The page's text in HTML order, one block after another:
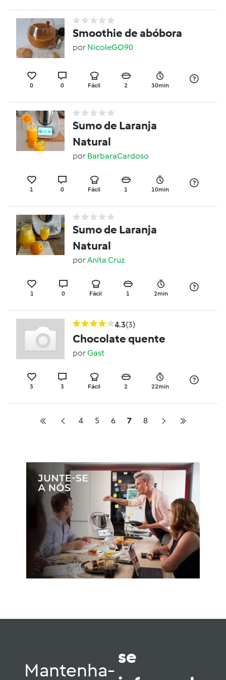
Smoothie de abóbora
por NicoleGO90
0 0 Fácil 2 30min
Sumo de Laranja
Natural
por BarbaraCardoso
1 0 Fácil 1 10min
Sumo de Laranja
Natural
porAnita Cruz
1 0 Fácil 1 2min
4.3(3)
Chocolate quente
porGast
3 3 Fácil 2 22min
4 5 6 7 8
Mantenha-
se